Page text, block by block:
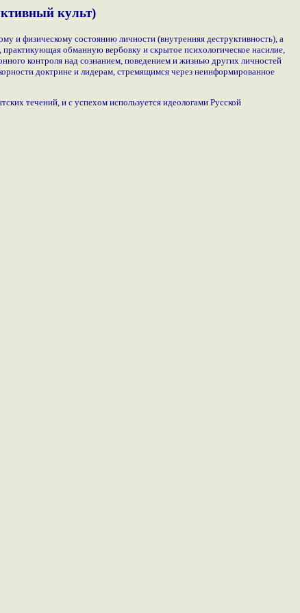
культ)
и физическому состоянию личности (внутренняя деструктивность), а
обманную вербовку и скрытое психологическое насилие,
контроля над сознанием, поведением и жизнью других личностей
доктрине и лидерам, стремящимся через неинформированное
течений, и с успехом используется идеологами Русской